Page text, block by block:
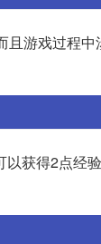
游戏过程
获得2点经